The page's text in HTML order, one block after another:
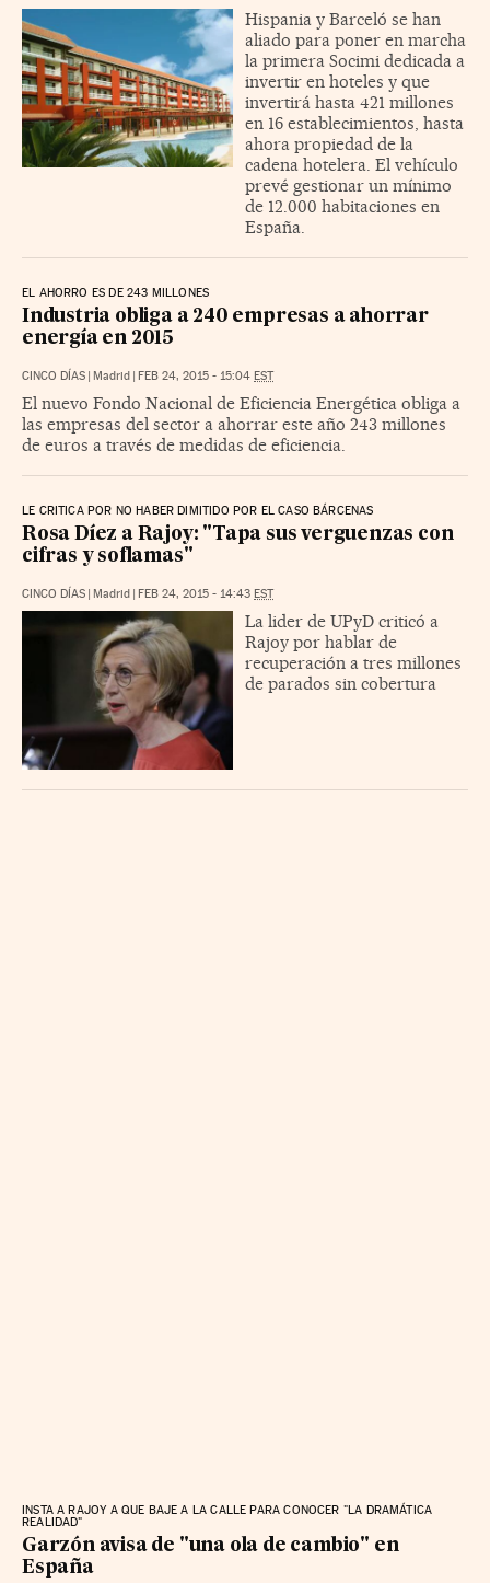
Hispania y Barceló se han
aliado para poner en marcha
la primera Socimi dedicada a
invertir en hoteles y que
invertirá hasta 421 millones
en 16 establecimientos, hasta
ahora propiedad de la
cadena hotelera. El vehículo
prevé gestionar un mínimo
de 12.000 habitaciones en
España.
EL AHORRO ES DE 243 MILLONES
Industria obliga a 240 empresas a ahorrar
energía en 2015
CINCO DÍAS | Madrid | FEB 24, 2015 - 15:04 EST
El nuevo Fondo Nacional de Eficiencia Energética obliga a
las empresas del sector a ahorrar este año 243 millones
de euros a través de medidas de eficiencia.
LE CRITICA POR NO HABER DIMITIDO POR EL CASO BÁRCENAS
Rosa Díez a Rajoy: "Tapa sus verguenzas con
cifras y soflamas"
CINCO DÍAS | Madrid | FEB 24, 2015 - 14:43 EST
La lider de UPyD criticó a
Rajoy por hablar de
recuperación a tres millones
de parados sin cobertura
INSTA A RAJOY A QUE BAJE A LA CALLE PARA CONOCER "LA DRAMÁTICA
REALIDAD"
Garzón avisa de "una ola de cambio" en
España